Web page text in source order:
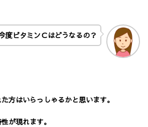
度ビタミンＣはどうなるの？
方はいらっしゃるかと思います。
が現れます。